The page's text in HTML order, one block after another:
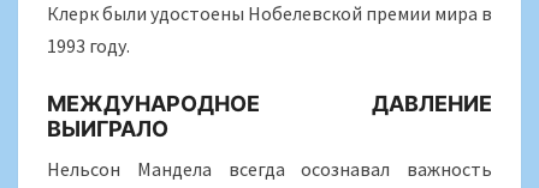
Клерк были удостоены Нобелевской премии мира в
1993 году.
МЕЖДУНАРОДНОЕ ДАВЛЕНИЕ
ВЫИГРАЛО
Нельсон Мандела всегда осознавал важность